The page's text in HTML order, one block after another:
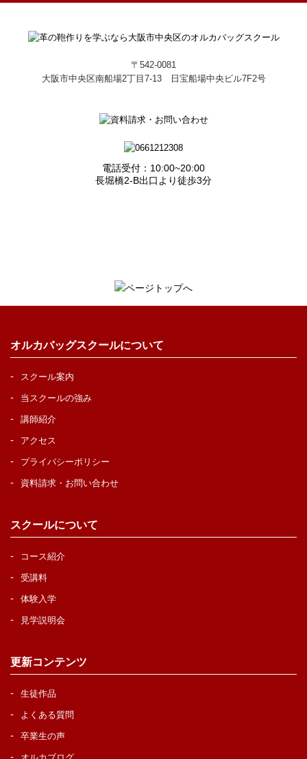
〒542-0081
大阪市中央区南船場2丁目7-13 日宝船場中央ビル7F2号
電話受付：10:00~20:00
長堀橋2-B出口より徒歩3分
オルカバッグスクールについて
スクール案内
当スクールの強み
講師紹介
アクセス
プライバシーポリシー
資料請求・お問い合わせ
スクールについて
コース紹介
受講料
体験入学
見学説明会
更新コンテンツ
生徒作品
よくある質問
卒業生の声